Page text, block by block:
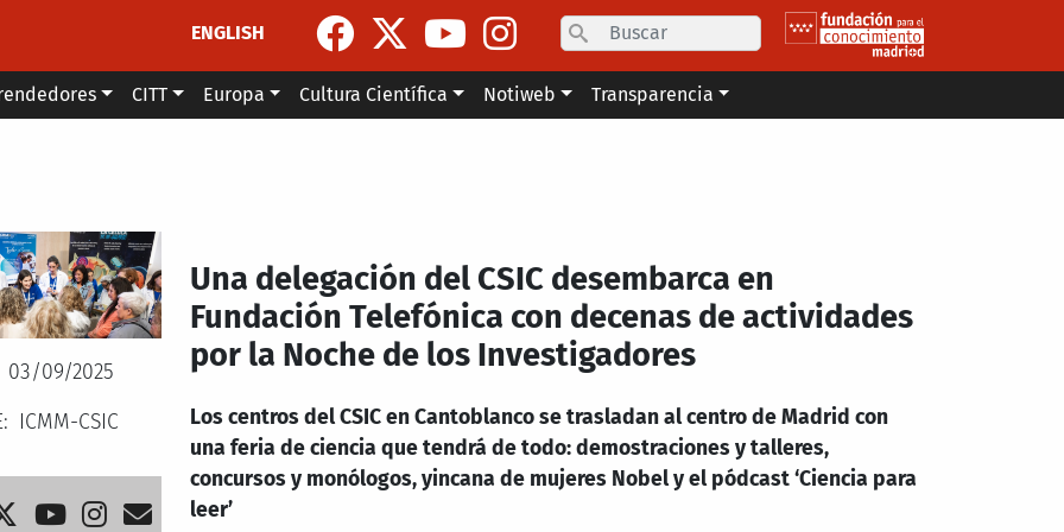
ENGLISH
Search
CITT Europa Cultura Científica Notiweb Transparencia
03/09/2025
ICMM-CSIC
Una delegación del CSIC desembarca en
Fundación Telefónica con decenas de actividades
por la Noche de los Investigadores
Los centros del CSIC en Cantoblanco se trasladan al centro de Madrid con
una feria de ciencia que tendrá de todo: demostraciones y talleres,
concursos y monólogos, yincana de mujeres Nobel y el pódcast ‘Ciencia para
leer’